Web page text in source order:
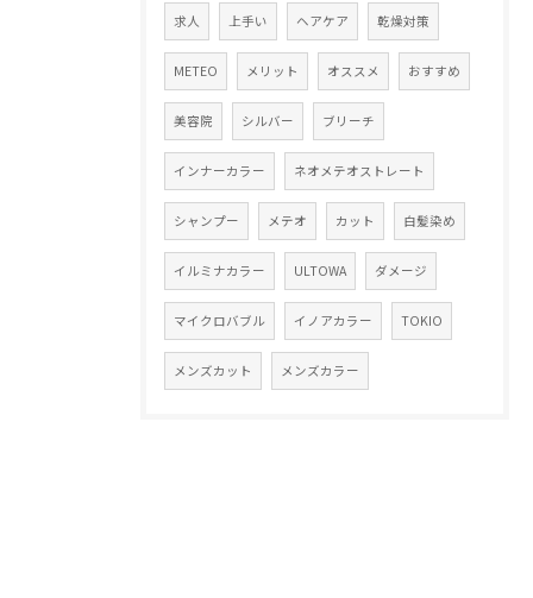
求人 上手い ヘアケア 乾燥対策
METEO メリット オススメ おすすめ
美容院 シルバー ブリーチ
インナーカラー ネオメテオストレート
シャンプー メテオ カット 白髪染め
イルミナカラー ULTOWA ダメージ
マイクロバブル イノアカラー TOKIO
メンズカット メンズカラー